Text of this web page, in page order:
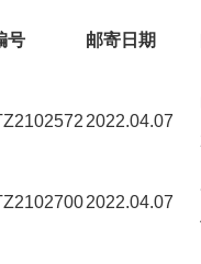
号 邮寄日期
2022.04.07
2022.04.07